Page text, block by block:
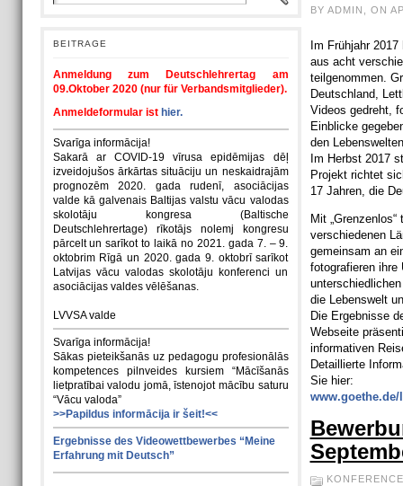
BEITRAGE
Anmeldung zum Deutschlehrertag am
09.Oktober 2020 (nur für Verbandsmitglieder).
Anmeldeformular ist hier.
Svarīga informācija!
Sakarā ar COVID-19 vīrusa epidēmijas dēļ
izveidojušos ārkārtas situāciju un neskaidrajām
prognozēm 2020. gada rudenī, asociācijas
valde kā galvenais Baltijas valstu vācu valodas
skolotāju kongresa (Baltische
Deutschlehrertage) rīkotājs nolemj kongresu
pārcelt un sarīkot to laikā no 2021. gada 7. – 9.
oktobrim Rīgā un 2020. gada 9. oktobrī sarīkot
Latvijas vācu valodas skolotāju konferenci un
asociācijas valdes vēlēšanas.
LVVSA valde
Svarīga informācija!
Sākas pieteikšanās uz pedagogu profesionālās
kompetences pilnveides kursiem “Mācīšanās
lietpratībai valodu jomā, īstenojot mācību saturu
“Vācu valoda”
>>Papildus informācija ir šeit!<<
Ergebnisse des Videowettbewerbes “Meine
Erfahrung mit Deutsch”
BY ADMIN, ON
Im Frühjahr
aus acht
teilgenommen.
Deutschland,
Videos gedreht,
Einblicke
den
Im Herbst 2017
Projekt richtet
17 Jahren, die
Mit
verschiedenen
gemeinsam an
fotografieren ihre
die Lebenswelt
Die Ergebnisse
Webseite
informativen
Detaillierte
Sie hier:
KONFERENCE